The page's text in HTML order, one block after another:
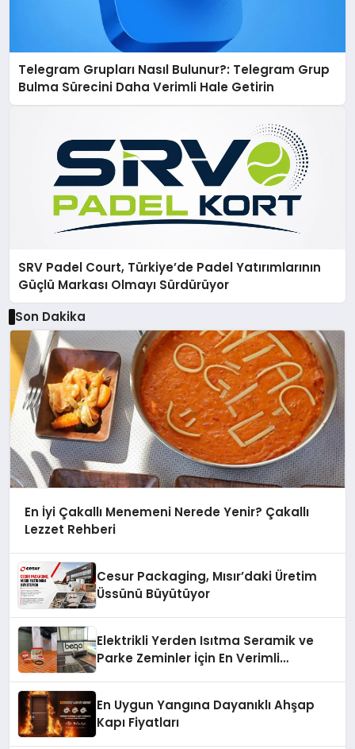
Telegram Grupları Nasıl Bulunur?: Telegram Grup
Bulma Sürecini Daha Verimli Hale Getirin
SRV Padel Court, Türkiye’de Padel Yatırımlarının
Güçlü Markası Olmayı Sürdürüyor
Son Dakika
En İyi Çakallı Menemeni Nerede Yenir? Çakallı
Lezzet Rehberi
Cesur Packaging, Mısır’daki Üretim
Üssünü Büyütüyor
Elektrikli Yerden Isıtma Seramik ve
Parke Zeminler İçin En Verimli
En Uygun Yangına Dayanıklı Ahşap
Kapı Fiyatları